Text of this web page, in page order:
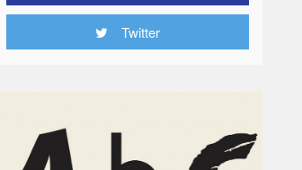
Twitter